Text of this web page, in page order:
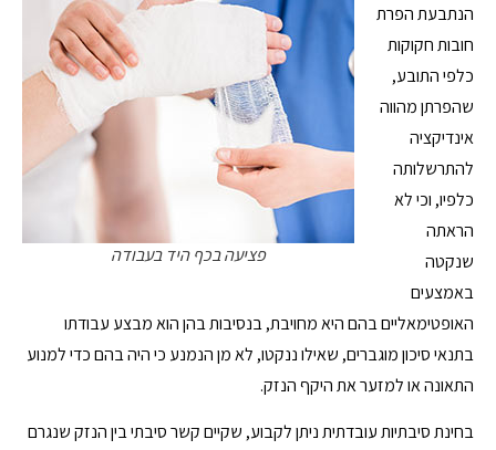
פציעה בכף היד בעבודה
הנתבעת הפרת
חובות חקוקות
כלפי התובע,
שהפרתן מהווה
אינדיקציה
להתרשלותה
כלפיו, וכי לא
הראתה
שנקטה
באמצעים
האופטימאליים בהם היא מחויבת, בנסיבות בהן הוא מבצע עבודתו
בתנאי סיכון מוגברים, שאילו ננקטו, לא מן הנמנע כי היה בהם כדי למנוע
התאונה או למזער את היקף הנזק.
בחינת סיבתיות עובדתית ניתן לקבוע, שקיים קשר סיבתי בין הנזק שנגרם